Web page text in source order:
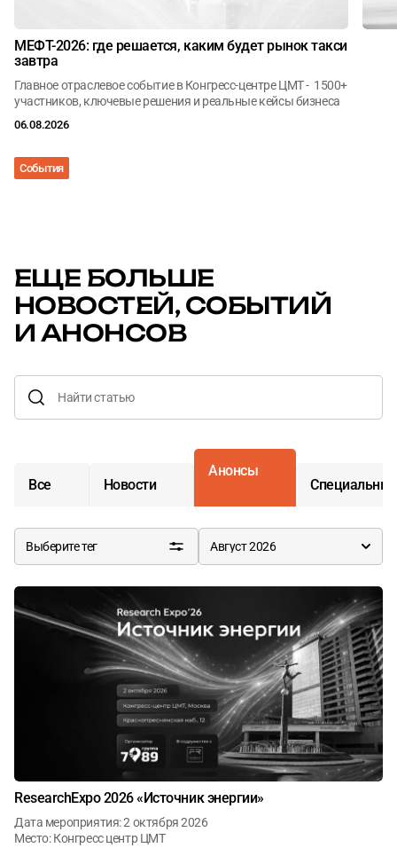
МЕФТ-2026: где решается, каким будет рынок такси
завтра
Главное отраслевое событие в Конгресс-центре ЦМТ - 1500+
участников, ключевые решения и реальные кейсы бизнеса
06.08.2026
События
ЕЩЕ БОЛЬШЕ
НОВОСТЕЙ,СОБЫТИЙ
И АНОНСОВ
Все Новости
Анонсы
Выберите тег
Рестораны ЦМТ
Конгресс-центр
Август 2026
Февраль Март
Май Июнь
Сентябрь
Октябрь
ResearchExpo 2026 «Источник энергии»
Дата мероприятия: 2 октября 2026
Место: Конгресс центр ЦМТ